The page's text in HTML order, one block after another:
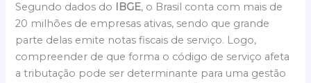
Segundo dados do IBGE, o Brasil conta com mais de
20 milhões de empresas ativas, sendo que grande
parte delas emite notas fiscais de serviço. Logo,
compreender de que forma o código de serviço afeta
a tributação pode ser determinante para uma gestão